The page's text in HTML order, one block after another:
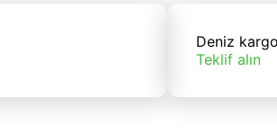
Deniz
Teklif alın